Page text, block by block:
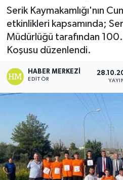
Serik Kaymakamlığı'nın
etkinlikleri kapsamında;
Müdürlüğü tarafından
Koşusu düzenlendi.
HABER MERKEZI
EDITÖR